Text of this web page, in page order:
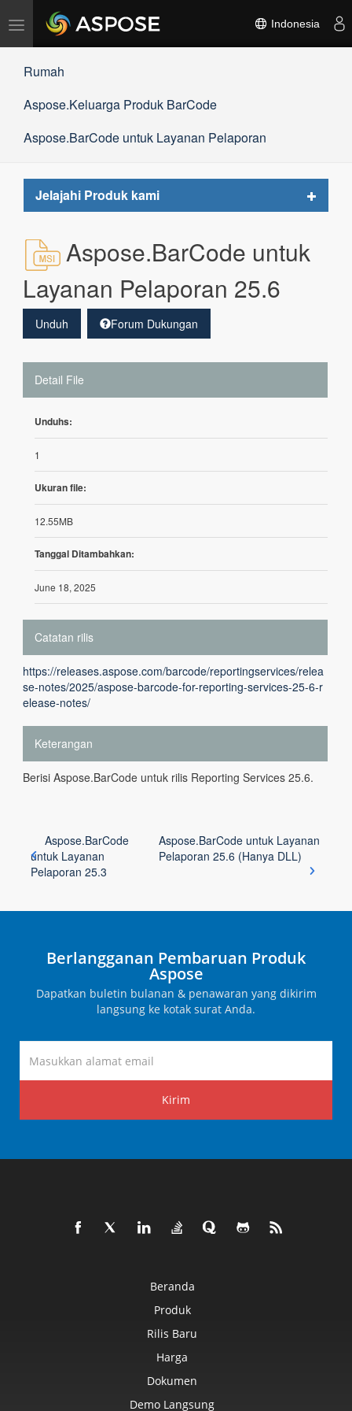
Alihkan
navigasi
Indonesia
Rumah
Aspose.Keluarga Produk BarCode
Aspose.BarCode untuk Layanan Pelaporan
Jelajahi Produk kami
Toggle
Aspose.BarCode untuk
Layanan Pelaporan 25.6
Unduh Forum Dukungan
Detail File
Unduhs:
1
Ukuran file:
12.55MB
Tanggal Ditambahkan:
June 18, 2025
Catatan rilis
https://releases.aspose.com/barcode/reportingservices/relea
se-notes/2025/aspose-barcode-for-reporting-services-25-6-r
elease-notes/
Keterangan
Berisi Aspose.BarCode untuk rilis Reporting Services 25.6.
Aspose.BarCode
untuk Layanan
Pelaporan 25.3
Aspose.BarCode untuk Layanan
Pelaporan 25.6 (Hanya DLL)
Berlangganan Pembaruan Produk
Aspose
Dapatkan buletin bulanan & penawaran yang dikirim
langsung ke kotak surat Anda.
Kirim
Beranda
Produk
Rilis Baru
Harga
Dokumen
Demo Langsung